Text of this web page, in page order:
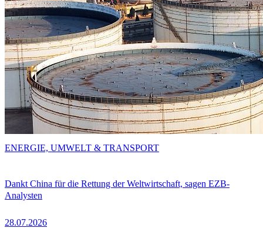
Dankt China für die Rettung der Weltwirtschaft, sagen EZB-
Analysten
28.07.2026
ENERGIE, UMWELT & TRANSPORT